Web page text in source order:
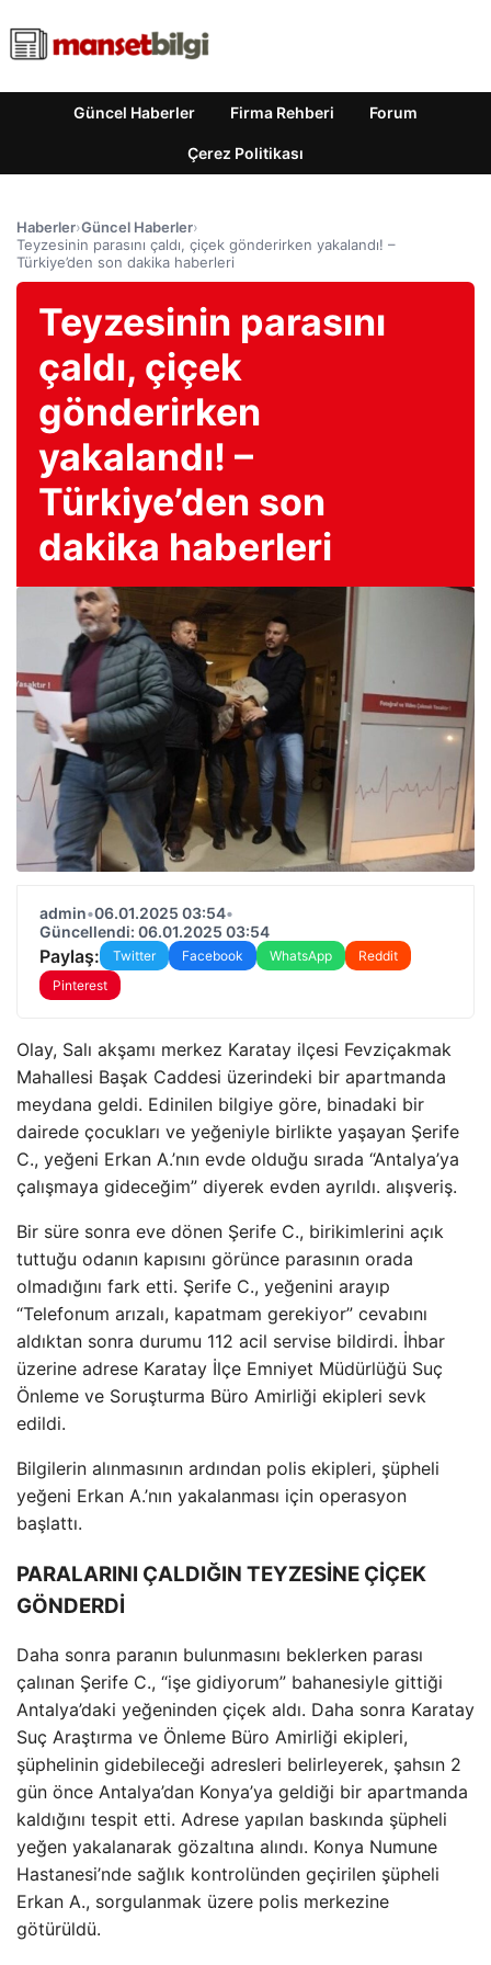
Güncel Haberler Firma Rehberi Forum
Çerez Politikası
Haberler›Güncel Haberler›
Teyzesinin parasını çaldı, çiçek gönderirken yakalandı! –
Türkiye’den son dakika haberleri
Teyzesinin parasını
çaldı, çiçek
gönderirken
yakalandı! –
Türkiye’den son
dakika haberleri
admin•06.01.2025 03:54•
Güncellendi: 06.01.2025 03:54
Paylaş: Twitter Facebook WhatsApp
Reddit
Pinterest
Olay, Salı akşamı merkez Karatay ilçesi Fevziçakmak
Mahallesi Başak Caddesi üzerindeki bir apartmanda
meydana geldi. Edinilen bilgiye göre, binadaki bir
dairede çocukları ve yeğeniyle birlikte yaşayan Şerife
C., yeğeni Erkan A.’nın evde olduğu sırada “Antalya’ya
çalışmaya gideceğim” diyerek evden ayrıldı. alışveriş.
Bir süre sonra eve dönen Şerife C., birikimlerini açık
tuttuğu odanın kapısını görünce parasının orada
olmadığını fark etti. Şerife C., yeğenini arayıp
“Telefonum arızalı, kapatmam gerekiyor” cevabını
aldıktan sonra durumu 112 acil servise bildirdi. İhbar
üzerine adrese Karatay İlçe Emniyet Müdürlüğü Suç
Önleme ve Soruşturma Büro Amirliği ekipleri sevk
edildi.
Bilgilerin alınmasının ardından polis ekipleri, şüpheli
yeğeni Erkan A.’nın yakalanması için operasyon
başlattı.
PARALARINI ÇALDIĞIN TEYZESİNE ÇİÇEK
GÖNDERDİ
Daha sonra paranın bulunmasını beklerken parası
çalınan Şerife C., “işe gidiyorum” bahanesiyle gittiği
Antalya’daki yeğeninden çiçek aldı. Daha sonra Karatay
Suç Araştırma ve Önleme Büro Amirliği ekipleri,
şüphelinin gidebileceği adresleri belirleyerek, şahsın 2
gün önce Antalya’dan Konya’ya geldiği bir apartmanda
kaldığını tespit etti. Adrese yapılan baskında şüpheli
yeğen yakalanarak gözaltına alındı. Konya Numune
Hastanesi’nde sağlık kontrolünden geçirilen şüpheli
Erkan A., sorgulanmak üzere polis merkezine
götürüldü.